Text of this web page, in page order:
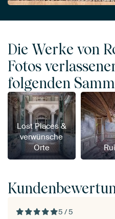
Die Werke von
Fotos
folgenden
Lost Places &
verwünsche
Orte
5 / 5